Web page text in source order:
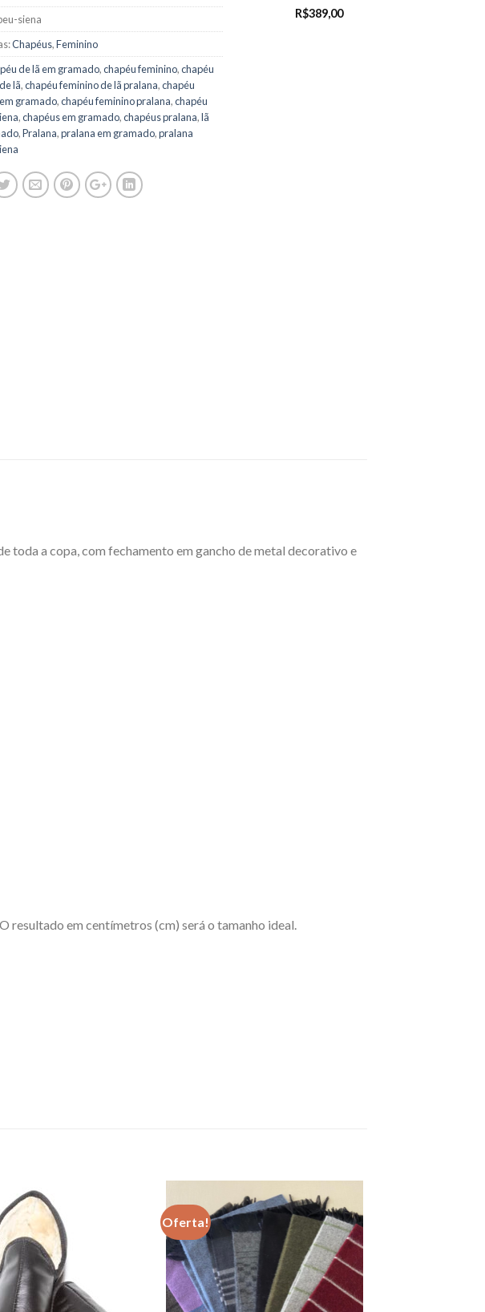
siena
Chapéus,Feminino
de lã em gramado,chapéu feminino,chapéu
lã,chapéu feminino de lã pralana,chapéu
gramado,chapéu feminino pralana,chapéu
,chapéus em gramado,chapéus pralana,lã
,Pralana,pralana em gramado,pralana
R$389,00
toda a copa, com fechamento em gancho de metal decorativo e
resultado em centímetros (cm) será o tamanho ideal.
Oferta!